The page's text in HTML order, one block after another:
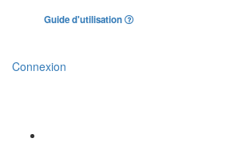
Guide d'utilisation
Connexion